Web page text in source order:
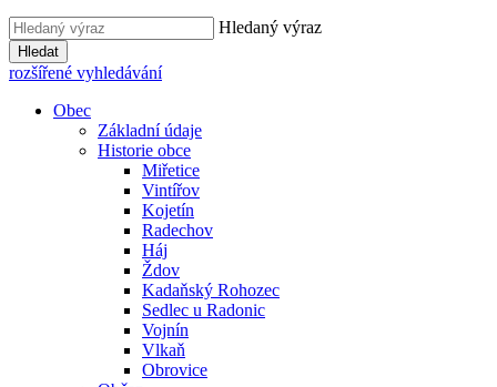
Hledaný výraz
Hledat
rozšířené vyhledávání
Obec
Základní údaje
Historie obce
Miřetice
Vintířov
Kojetín
Radechov
Háj
Ždov
Kadaňský Rohozec
Sedlec u Radonic
Vojnín
Vlkaň
Obrovice